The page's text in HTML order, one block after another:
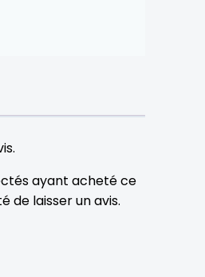
ayant acheté ce
de laisser un avis.